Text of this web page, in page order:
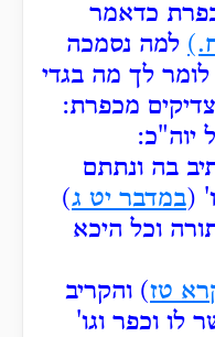
כדאמר
למה נסמכה
לך מה בגדי
מכפרת:
יוה"כ:
בה ונתתם
(במדבר יט ג)
וכל היכא
טז) והקריב
וכפר וגו'